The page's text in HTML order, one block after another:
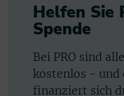
Helfen Sie
Spende
Bei PRO sind
kostenlos - und
finanziert sich